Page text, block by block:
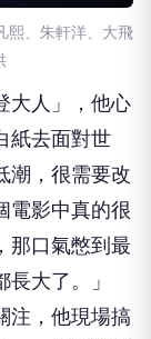
熙、朱軒洋、大飛
大人」，他心
紙去面對世
潮，很需要改
電影中真的很
那口氣憋到最
大了。」
注，他現場搞